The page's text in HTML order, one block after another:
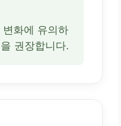
화에 유의하
권장합니다.